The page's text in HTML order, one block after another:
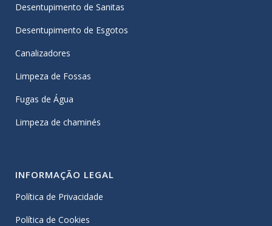
Desentupimento de Sanitas
Desentupimento de Esgotos
Canalizadores
Limpeza de Fossas
Fugas de Água
Limpeza de chaminés
INFORMAÇÃO LEGAL
Política de Privacidade
Política de Cookies